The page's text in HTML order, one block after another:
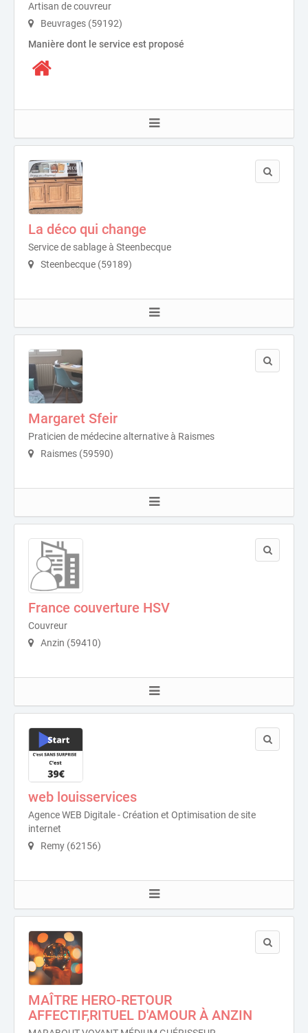
Artisan de couvreur
Beuvrages (59192)
Manière dont le service est proposé
La déco qui change
Service de sablage à Steenbecque
Steenbecque (59189)
Margaret Sfeir
Praticien de médecine alternative à Raismes
Raismes (59590)
France couverture HSV
Couvreur
Anzin (59410)
web louisservices
Agence WEB Digitale - Création et Optimisation de site
internet
Remy (62156)
MAÎTRE HERO-RETOUR
AFFECTIF,RITUEL D'AMOUR À ANZIN